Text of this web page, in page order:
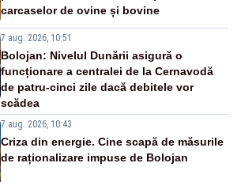
carcaselor de ovine și bovine
7 aug. 2026, 10:51
Bolojan: Nivelul Dunării asigură o
funcționare a centralei de la Cernavodă
de patru-cinci zile dacă debitele vor
scădea
7 aug. 2026, 10:43
Criza din energie. Cine scapă de măsurile
de raționalizare impuse de Bolojan